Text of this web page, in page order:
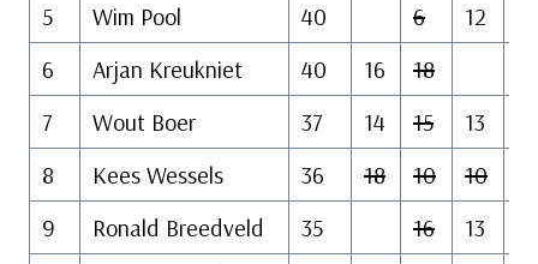
5
Wim Pool 40 6 12
6
Arjan Kreukniet 40 16 18
7
Wout Boer 37 14 15 13
8
Kees Wessels 36 18 10 10
9
Ronald Breedveld 35 16 13